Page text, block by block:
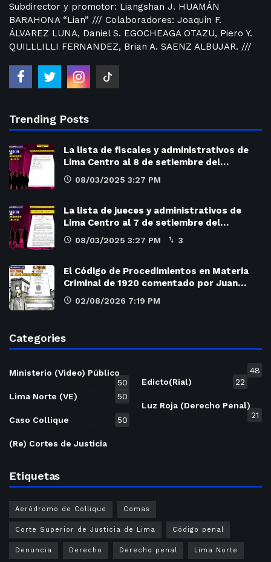
Subdirector y promotor: Liangshan J. HUAMÁN
BARAHONA “Lian” /// Colaboradores: Joaquín F.
ÁLVAREZ LUNA, Daniel S. EGOCHEAGA OTAZU, Piero Y.
QUILLLILLI FERNANDEZ, Brian A. SAENZ ALBUJAR. ///
Trending Posts
La lista de fiscales y administrativos de
Lima Centro al 8 de setiembre del…
08/03/2025 3:27 PM
La lista de jueces y administrativos de
Lima Centro al 7 de setiembre del…
08/03/2025 3:27 PM 3
El Código de Procedimientos en Materia
Criminal de 1920 comentado por Juan…
02/08/2026 7:19 PM
Categories
Ministerio (Video) Público
50
Lima Norte (VE)
50
Caso Collique 50
(Re) Cortes de Justicia
48
Edicto(Rial)
22
Luz Roja (Derecho Penal)
21
Etiquetas
Aeródromo de Collique Comas
Corte Superior de Justicia de Lima Código penal
Denuncia Derecho Derecho penal Lima Norte